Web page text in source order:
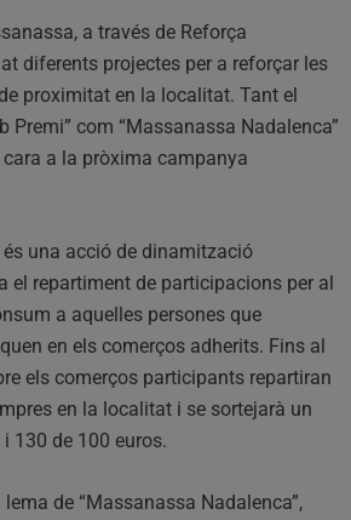
a través de Reforça
diferents projectes per a reforçar les
proximitat en la localitat. Tant el
Premi” com “Massanassa Nadalenca”
a la pròxima campanya
és una acció de dinamització
el repartiment de participacions per al
a aquelles persones que
en els comerços adherits. Fins al
els comerços participants repartiran
en la localitat i se sortejarà un
130 de 100 euros.
lema de “Massanassa Nadalenca”,